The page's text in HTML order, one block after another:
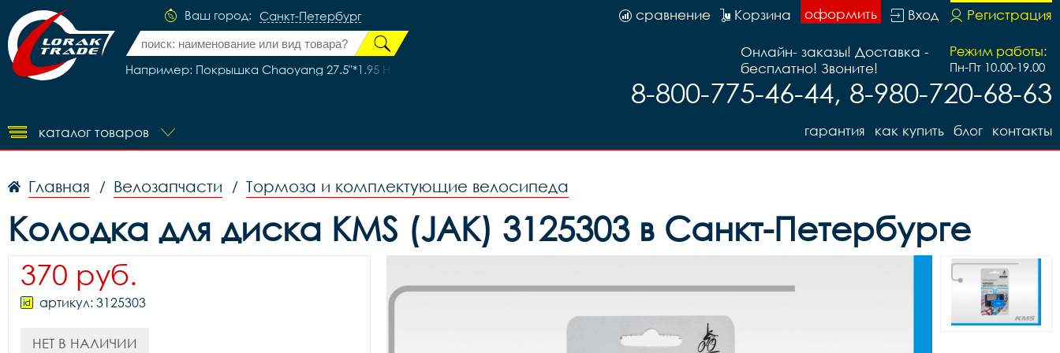
Ваш город: Санкт-Петербург
Например: Покрышка Chaoyang 27.5"*1.95 H-5183, код 41611
Регистрация
Вход
оформить
Корзина
сравнение
Режим работы:
Пн-Пт 10.00-19.00
Онлайн- заказы! Доставка -
бесплатно! Звоните!
8-800-775-46-44, 8-980-720-68-63
каталог товаров контакты
блог
как купить
гарантия
Главная / Велозапчасти / Тормоза и комплектующие велосипеда
Колодка для диска KMS (JAK) 3125303 в Санкт-Петербурге
370 руб.
артикул: 3125303
НЕТ В НАЛИЧИИ